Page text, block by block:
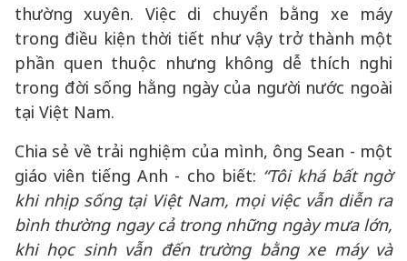
thường xuyên. Việc di chuyển bằng xe máy
trong điều kiện thời tiết như vậy trở thành một
phần quen thuộc nhưng không dễ thích nghi
trong đời sống hằng ngày của người nước ngoài
tại Việt Nam.
Chia sẻ về trải nghiệm của mình, ông Sean - một
giáo viên tiếng Anh - cho biết: “Tôi khá bất ngờ
khi nhịp sống tại Việt Nam, mọi việc vẫn diễn ra
bình thường ngay cả trong những ngày mưa lớn,
khi học sinh vẫn đến trường bằng xe máy và